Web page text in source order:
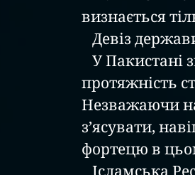
визнається
Девіз
протяжність
Незважаючи
з’ясувати,
фортецю в